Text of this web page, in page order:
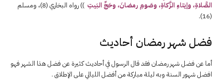
الصَّلاةِ، وإيتاءِ الزَّكاةِ، وصَومِ رمضانَ، وحَجِّ البَيتِ ))
رواه البخاري (8)، ومسلم
(16).
فضل شهر رمضان أحاديث
أما عن فضل شهر رمضان فقد قال الرسول في أحاديث كثيرة عن فضل هذا الشهر فهو
افضل شهور السنة وبه ليلة مباركة من أفضل الليالي على الإطلاق .